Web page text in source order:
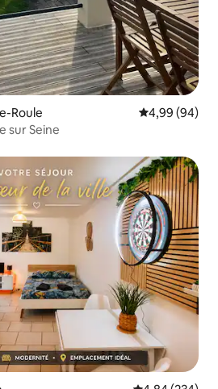
Roule Vlerësimi
4,99 (94)
sur Seine